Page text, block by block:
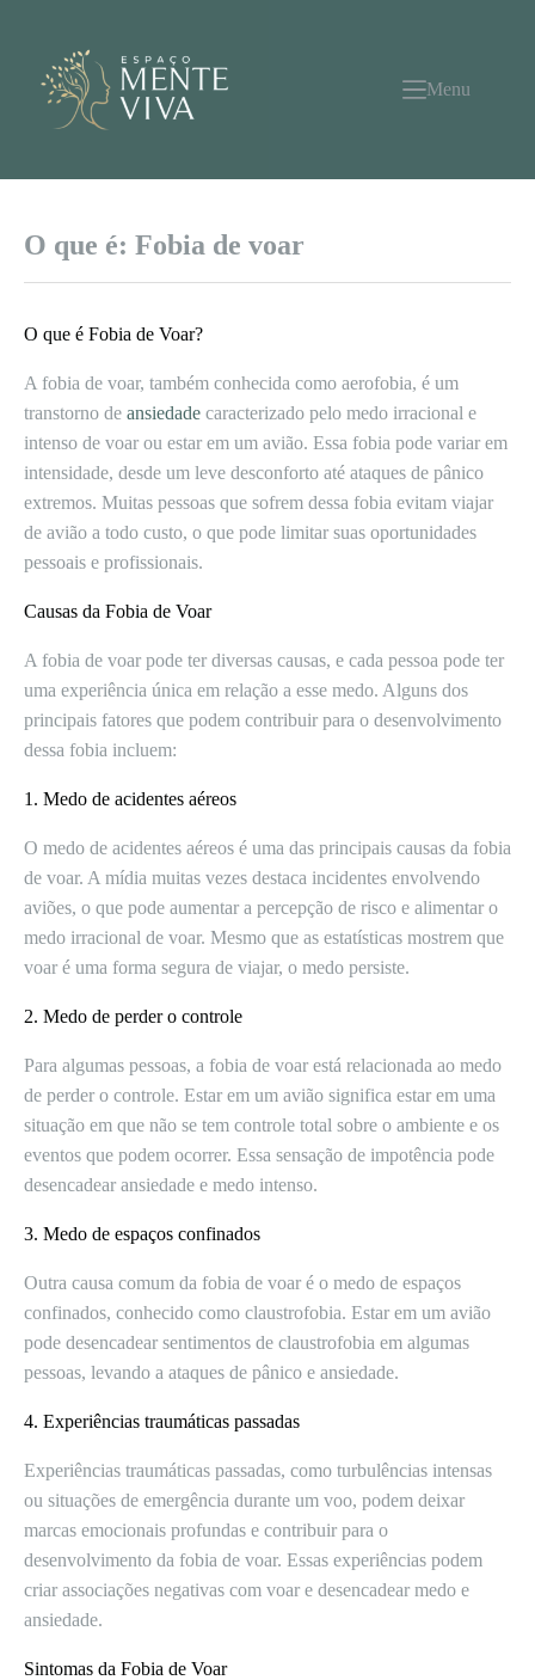
conteúdo
Menu
O que é: Fobia de voar
O que é Fobia de Voar?
A fobia de voar, também conhecida como aerofobia, é um
transtorno de ansiedade caracterizado pelo medo irracional e
intenso de voar ou estar em um avião. Essa fobia pode variar em
intensidade, desde um leve desconforto até ataques de pânico
extremos. Muitas pessoas que sofrem dessa fobia evitam viajar
de avião a todo custo, o que pode limitar suas oportunidades
pessoais e profissionais.
Causas da Fobia de Voar
A fobia de voar pode ter diversas causas, e cada pessoa pode ter
uma experiência única em relação a esse medo. Alguns dos
principais fatores que podem contribuir para o desenvolvimento
dessa fobia incluem:
1. Medo de acidentes aéreos
O medo de acidentes aéreos é uma das principais causas da fobia
de voar. A mídia muitas vezes destaca incidentes envolvendo
aviões, o que pode aumentar a percepção de risco e alimentar o
medo irracional de voar. Mesmo que as estatísticas mostrem que
voar é uma forma segura de viajar, o medo persiste.
2. Medo de perder o controle
Para algumas pessoas, a fobia de voar está relacionada ao medo
de perder o controle. Estar em um avião significa estar em uma
situação em que não se tem controle total sobre o ambiente e os
eventos que podem ocorrer. Essa sensação de impotência pode
desencadear ansiedade e medo intenso.
3. Medo de espaços confinados
Outra causa comum da fobia de voar é o medo de espaços
confinados, conhecido como claustrofobia. Estar em um avião
pode desencadear sentimentos de claustrofobia em algumas
pessoas, levando a ataques de pânico e ansiedade.
4. Experiências traumáticas passadas
Experiências traumáticas passadas, como turbulências intensas
ou situações de emergência durante um voo, podem deixar
marcas emocionais profundas e contribuir para o
desenvolvimento da fobia de voar. Essas experiências podem
criar associações negativas com voar e desencadear medo e
ansiedade.
Sintomas da Fobia de Voar